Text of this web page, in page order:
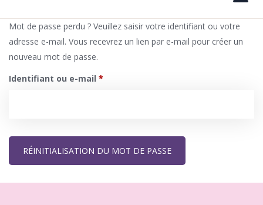
Mot de passe perdu ? Veuillez saisir votre identifiant ou votre
adresse e-mail. Vous recevrez un lien par e-mail pour créer un
nouveau mot de passe.
Identifiant ou e-mail *
RÉINITIALISATION DU MOT DE PASSE